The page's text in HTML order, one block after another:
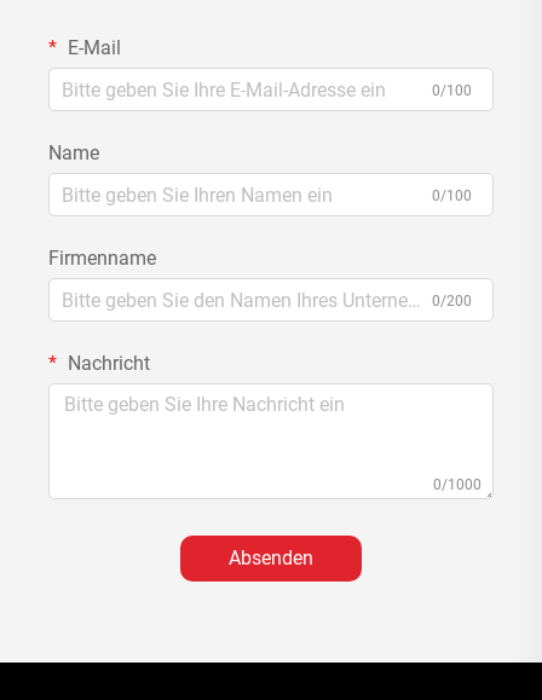
E-Mail
0/100
Name
0/100
Firmenname
0/200
Nachricht
0/1000
Absenden